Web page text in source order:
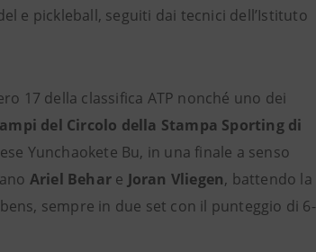
e pickleball, seguiti dai tecnici dell’Istituto
17 della classifica ATP nonché uno dei
del Circolo della Stampa Sporting di
Yunchaokete Bu, in una finale a senso
Ariel Behar e Joran Vliegen, battendo la
sempre in due set con il punteggio di 6-